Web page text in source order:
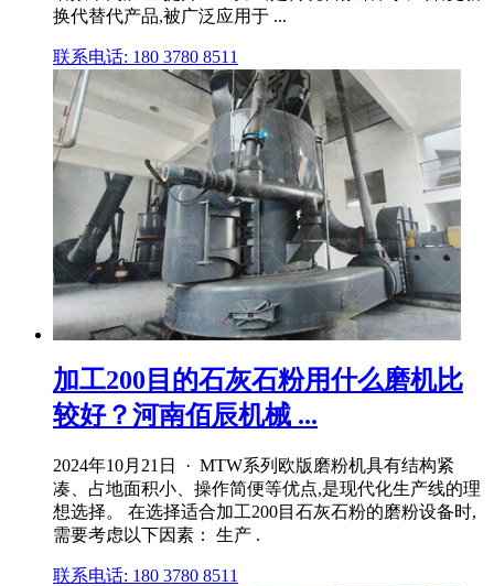
换代替代产品,被广泛应用于 ...
联系电话: 180 3780 8511
加工200目的石灰石粉用什么磨机比
较好？河南佰辰机械 ...
2024年10月21日 · MTW系列欧版磨粉机具有结构紧
凑、占地面积小、操作简便等优点,是现代化生产线的理
想选择。 在选择适合加工200目石灰石粉的磨粉设备时,
需要考虑以下因素： 生产 .
联系电话: 180 3780 8511